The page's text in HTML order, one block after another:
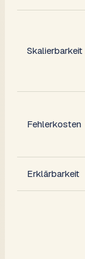
Skalierbarkeit
Fehlerkosten
Erklärbarkeit